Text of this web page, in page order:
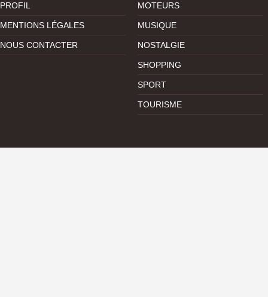
PROFIL
MENTIONS LÉGALES
NOUS CONTACTER
MOTEURS
MUSIQUE
NOSTALGIE
SHOPPING
SPORT
TOURISME